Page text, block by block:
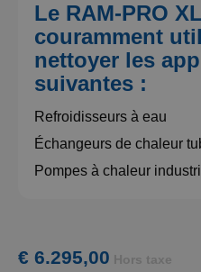
Le RAM-PRO
couramment
nettoyer les
suivantes :
Refroidisseurs à eau
Échangeurs de chaleur
Pompes à chaleur
€ 6.295,00 Hors taxe